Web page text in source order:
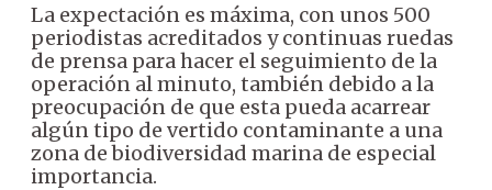
La expectación es máxima, con unos 500
periodistas acreditados y continuas ruedas
de prensa para hacer el seguimiento de la
operación al minuto, también debido a la
preocupación de que esta pueda acarrear
algún tipo de vertido contaminante a una
zona de biodiversidad marina de especial
importancia.